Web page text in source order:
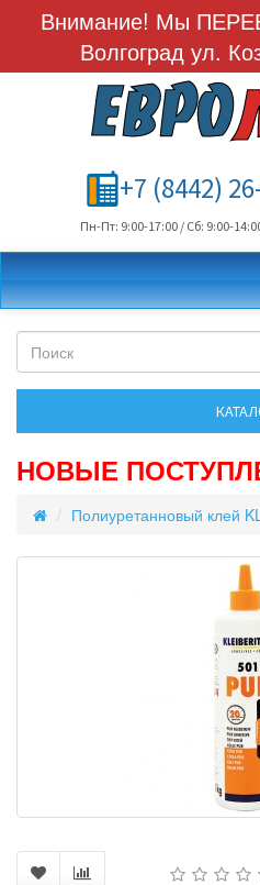
Внимание! Мы
Волгоград ул.
+7 (8442)
Пн-Пт: 9:00-17:00 / Сб: 9:00-
НОВЫЕ
Полиуретанновый клей